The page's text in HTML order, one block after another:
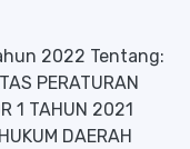
2022 Tentang:
PERATURAN
1 TAHUN 2021
DAERAH